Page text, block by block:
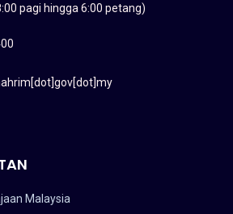
pagi hingga 6:00 petang)
Malaysia